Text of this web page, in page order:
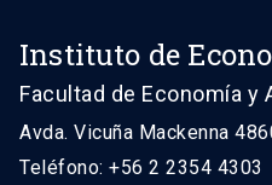
Instituto de
Facultad de Economía y
Avda. Vicuña Mackenna
Teléfono: +56 2 2354 4303